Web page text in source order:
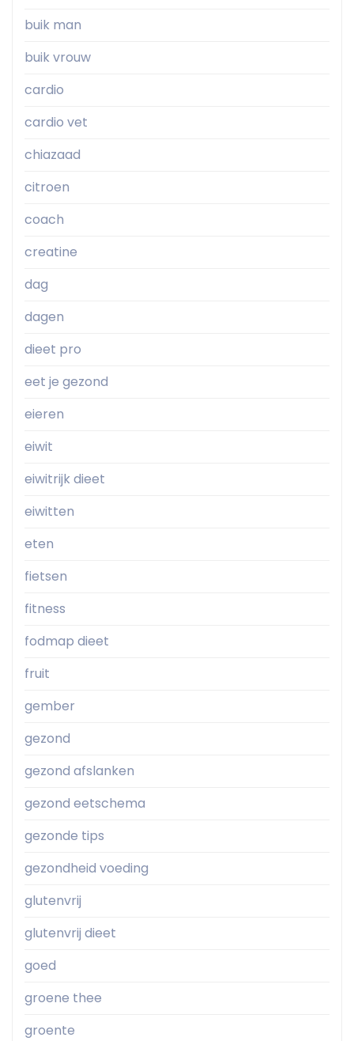
buik man
buik vrouw
cardio
cardio vet
chiazaad
citroen
coach
creatine
dag
dagen
dieet pro
eet je gezond
eieren
eiwit
eiwitrijk dieet
eiwitten
eten
fietsen
fitness
fodmap dieet
fruit
gember
gezond
gezond afslanken
gezond eetschema
gezonde tips
gezondheid voeding
glutenvrij
glutenvrij dieet
goed
groene thee
groente